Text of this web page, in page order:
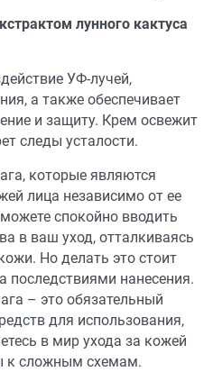
лунного кактуса
УФ-лучей,
а также обеспечивает
и защиту. Крем освежит
следы усталости.
которые являются
лица независимо от ее
спокойно вводить
в ваш уход, отталкиваясь
Но делать это стоит
последствиями нанесения.
– это обязательный
для использования,
в мир ухода за кожей
к сложным схемам.